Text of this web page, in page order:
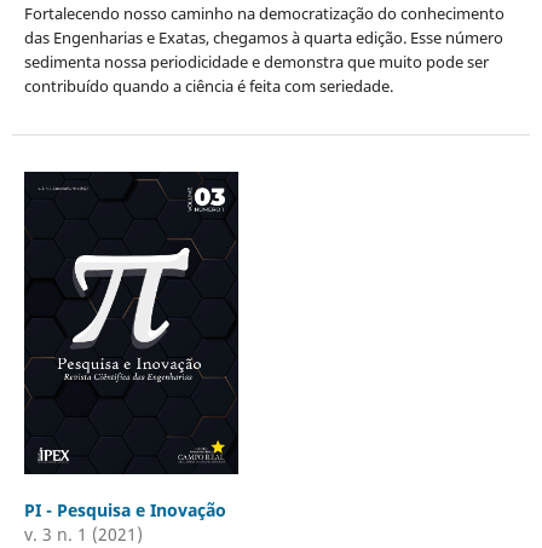
Fortalecendo nosso caminho na democratização do conhecimento
das Engenharias e Exatas, chegamos à quarta edição. Esse número
sedimenta nossa periodicidade e demonstra que muito pode ser
contribuído quando a ciência é feita com seriedade.
PI - Pesquisa e Inovação
v. 3 n. 1 (2021)